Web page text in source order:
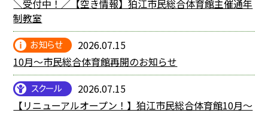
＼受付中！／【空き情報】狛江市民総合体育館主催通年
制教室
2026.07.15
10月～市民総合体育館再開のお知らせ
2026.07.15
【リニューアルオープン！】狛江市民総合体育館10月～